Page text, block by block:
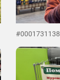
#0001731138